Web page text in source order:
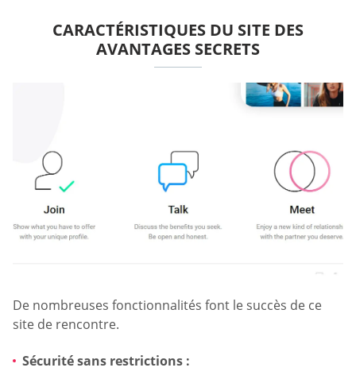
CARACTÉRISTIQUES DU SITE DES
AVANTAGES SECRETS
De nombreuses fonctionnalités font le succès de ce
site de rencontre.
Sécurité sans restrictions :